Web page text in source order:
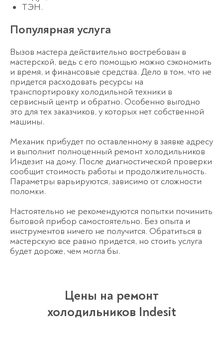
ТЭН.
Популярная услуга
Вызов мастера действительно востребован в
мастерской, ведь с его помощью можно сэкономить
и время, и финансовые средства. Дело в том, что не
придется расходовать ресурсы на
транспортировку холодильной техники в
сервисный центр и обратно. Особенно выгодно
это для тех заказчиков, у которых нет собственной
машины.
Механик прибудет по оставленному в заявке адресу
и выполнит полноценный ремонт холодильников
Индезит на дому. После диагностической проверки
сообщит стоимость работы и продолжительность.
Параметры варьируются, зависимо от сложности
поломки.
Настоятельно не рекомендуются попытки починить
бытовой прибор самостоятельно. Без опыта и
инструментов ничего не получится. Обратиться в
мастерскую все равно придется, но стоить услуга
будет дороже, чем могла бы.
Цены на ремонт
холодильников Indesit